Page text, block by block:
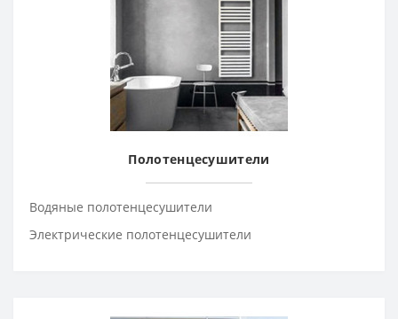
Полотенцесушители
Водяные полотенцесушители
Электрические полотенцесушители